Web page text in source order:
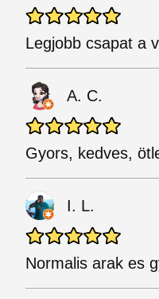
Legjobb csapat a
A. C.
Gyors, kedves,
I. L.
Normalis arak es